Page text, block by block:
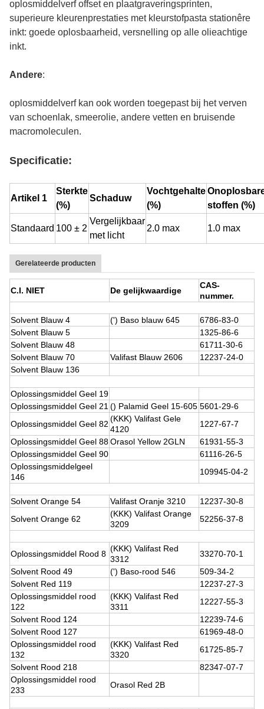
oplosmiddelverf offset en plaatgraveringsprinten,
superieure kleurenprestaties met kleurstofpasta stationêre
inkt: goede oplosbaarheid, versnelling op alle olieachtige
inkt.
Andere:
oplosmiddelverf kan ook worden toegepast bij het verven
van schoenlak, smeerolie, andere vetten en bruisende
macromoleculen.
Specificatie:
Artikel 1
Sterkte
(%)
Schaduw
Vochtgehalte
(%)
stoffen (%)
Standaard 100 ± 2
Vergelijkbaar
met licht
2.0 max 1.0 max
Gerelateerde producten
C.I. NIET De gelijkwaardige
CAS-
nummer.
Solvent Blauw 4 (') Baso blauw 645
6786-83-0
Solvent Blauw 5
1325-86-6
Solvent Blauw 48
61711-30-6
Solvent Blauw 70
Valifast Blauw 2606
12237-24-0
Solvent Blauw 136
Oplossingsmiddel Geel 19
Oplossingsmiddel Geel 21 () Palamid Geel 15-605 5601-29-6
Oplossingsmiddel Geel 82
(KKK) Valifast Gele
4120
1227-67-7
Oplossingsmiddel Geel 88Orasol Yellow 2GLN
61931-55-3
Oplossingsmiddel Geel 90
61116-26-5
Oplossingsmiddelgeel
146
109945-04-2
Solvent Orange 54 Valifast Oranje 3210
12237-30-8
Solvent Orange 62
(KKK) Valifast Orange
3209
52256-37-8
Oplossingsmiddel Rood 8
(KKK) Valifast Red
3312
33270-70-1
Solvent Rood 49
(') Baso-rood 546
509-34-2
Solvent Red 119
12237-27-3
Oplossingsmiddel rood
122
(KKK) Valifast Red
3311
12227-55-3
Solvent Rood 124
12239-74-6
Solvent Rood 127
61969-48-0
Oplossingsmiddel rood
132
(KKK) Valifast Red
3320
61725-85-7
Solvent Rood 218
82347-07-7
Oplossingsmiddel rood
233
Orasol Red 2B